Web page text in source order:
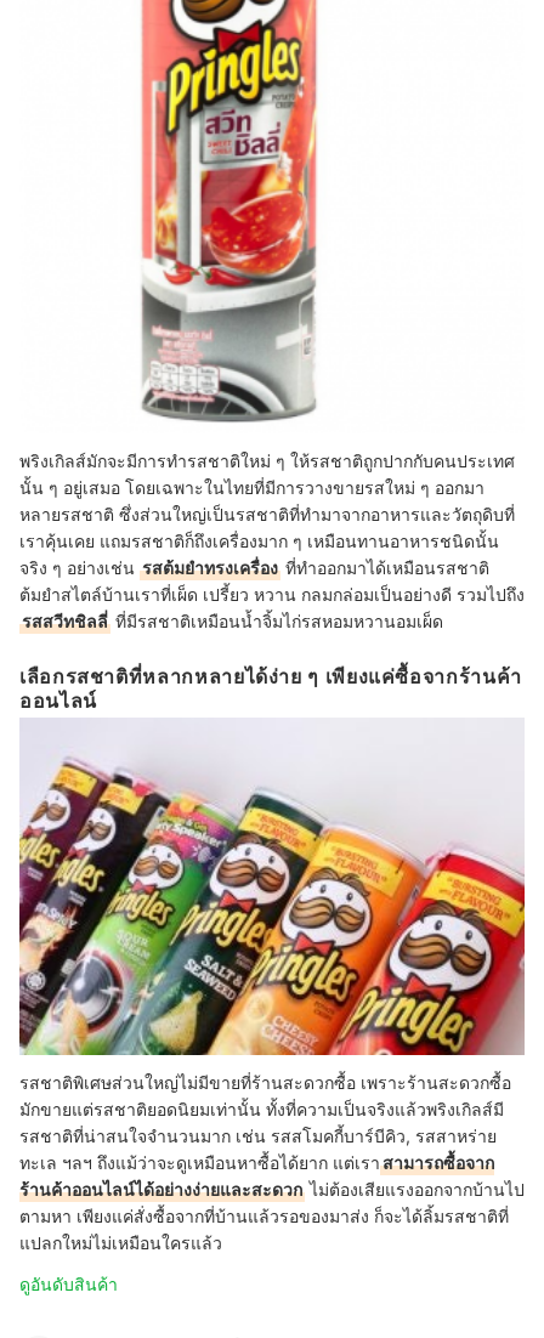
พริงเกิลส์มักจะมีการทำรสชาติใหม่ ๆ ให้รสชาติถูกปากกับคนประเทศ
นั้น ๆ อยู่เสมอ โดยเฉพาะในไทยที่มีการวางขายรสใหม่ ๆ ออกมา
หลายรสชาติ ซึ่งส่วนใหญ่เป็นรสชาติที่ทำมาจากอาหารและวัตถุดิบที่
เราคุ้นเคย แถมรสชาติก็ถึงเครื่องมาก ๆ เหมือนทานอาหารชนิดนั้น
จริง ๆ อย่างเช่น รสต้มยำทรงเครื่อง ที่ทำออกมาได้เหมือนรสชาติ
ต้มยำสไตล์บ้านเราที่เผ็ด เปรี้ยว หวาน กลมกล่อมเป็นอย่างดี รวมไปถึง
รสสวีทชิลลี่ ที่มีรสชาติเหมือนน้ำจิ้มไก่รสหอมหวานอมเผ็ด
เลือกรสชาติที่หลากหลายได้ง่าย ๆ เพียงแค่ซื้อจากร้านค้า
ออนไลน์
รสชาติพิเศษส่วนใหญ่ไม่มีขายที่ร้านสะดวกซื้อ เพราะร้านสะดวกซื้อ
มักขายแต่รสชาติยอดนิยมเท่านั้น ทั้งที่ความเป็นจริงแล้วพริงเกิลส์มี
รสชาติที่น่าสนใจจำนวนมาก เช่น รสสโมคกี้บาร์บีคิว, รสสาหร่าย
ทะเล ฯลฯ ถึงแม้ว่าจะดูเหมือนหาซื้อได้ยาก แต่เราสามารถซื้อจาก
ร้านค้าออนไลน์ได้อย่างง่ายและสะดวก ไม่ต้องเสียแรงออกจากบ้านไป
ตามหา เพียงแค่สั่งซื้อจากที่บ้านแล้วรอของมาส่ง ก็จะได้ลิ้มรสชาติที่
แปลกใหม่ไม่เหมือนใครแล้ว
ดูอันดับสินค้า